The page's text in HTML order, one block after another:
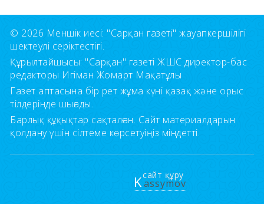
© 2026 Меншік иесі: "Сарқан газеті" жауапкершілігі
шектеулі серіктестігі.
Құрылтайшысы: "Сарқан" газеті ЖШС директор-бас
редакторы Игіман Жомарт Мақатұлы
Газет аптасына бір рет жұма күні қазақ және орыс
тілдерінде шығады.
Барлық құқықтар сақталған. Сайт материалдарын
қолдану үшін сілтеме көрсетуіңіз міндетті.
сайт құру
Kassymov